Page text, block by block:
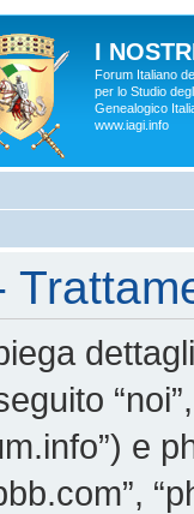
I
Forum Italiano
per lo Studio
Genealogico
www.iagi.info
e